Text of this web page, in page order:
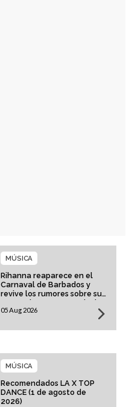
Rihanna reaparece en el
Carnaval de Barbados y
revive los rumores sobre su
esperado regreso musical
MÚSICA
05 Aug 2026
Recomendados LA X TOP
DANCE (1 de agosto de
2026)
MÚSICA